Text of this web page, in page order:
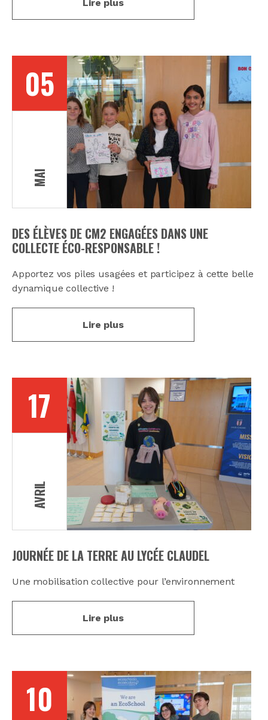
Lire plus
05
MAI
DES ÉLÈVES DE CM2 ENGAGÉES DANS UNE
COLLECTE ÉCO-RESPONSABLE !
Apportez vos piles usagées et participez à cette belle
dynamique collective !
Lire plus
17
AVRIL
JOURNÉE DE LA TERRE AU LYCÉE CLAUDEL
Une mobilisation collective pour l’environnement
Lire plus
10